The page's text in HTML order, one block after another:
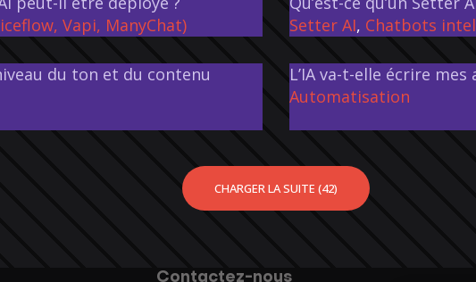
Vapi, ManyChat)
Setter AI, Chatbots
du ton et du contenu
L’IA va-t-elle écrire
Automatisation
CHARGER LA SUITE (42)
Contactez-nous